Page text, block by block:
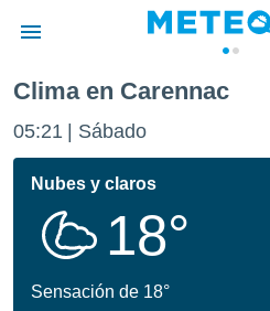
de
ha sido
calidad.
a este
Clima en Carennac
05:21 Sábado
Nubes y claros
18°
Sensación de 18°